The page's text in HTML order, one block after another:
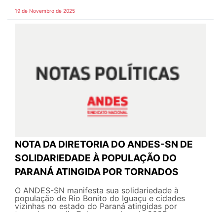
19 de Novembro de 2025
NOTA DA DIRETORIA DO ANDES-SN DE
SOLIDARIEDADE À POPULAÇÃO DO
PARANÁ ATINGIDA POR TORNADOS
O ANDES-SN manifesta sua solidariedade à
população de Rio Bonito do Iguaçu e cidades
vizinhas no estado do Paraná atingidas por